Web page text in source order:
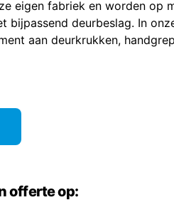
eigen fabriek en worden op
bijpassend deurbeslag. In
aan deurkrukken,
offerte op: